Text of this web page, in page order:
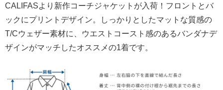
CALIFASより新作コーチジャケットが入荷！フロントとバ
ックにプリントデザイン。しっかりとしたマットな質感の
T/Cウェザー素材に、ウエストコースト感のあるバンダナデ
ザインがマッチしたオススメの1着です。